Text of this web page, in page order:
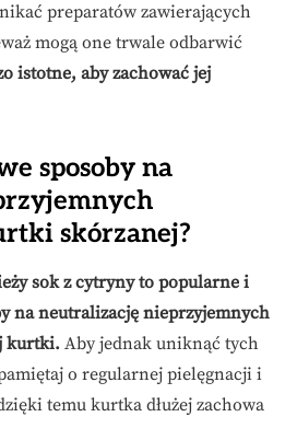
preparatów zawierających
mogą one trwale odbarwić
istotne, aby zachować jej
sposoby na
skórzanej?
sok z cytryny to popularne i
na neutralizację nieprzyjemnych
kurtki. Aby jednak uniknąć tych
o regularnej pielęgnacji i
temu kurtka dłużej zachowa